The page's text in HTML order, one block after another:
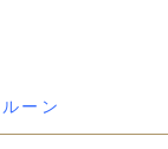
ーン